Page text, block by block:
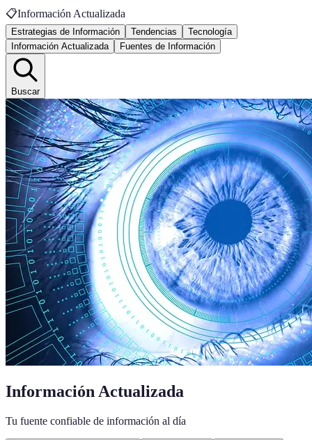
📋Información Actualizada
Estrategias de Información Tendencias
Tecnología
Información Actualizada
Fuentes de Información
Buscar
Información Actualizada
Tu fuente confiable de información al día